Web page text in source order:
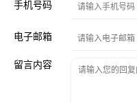
手机号码
电子邮箱
留言内容